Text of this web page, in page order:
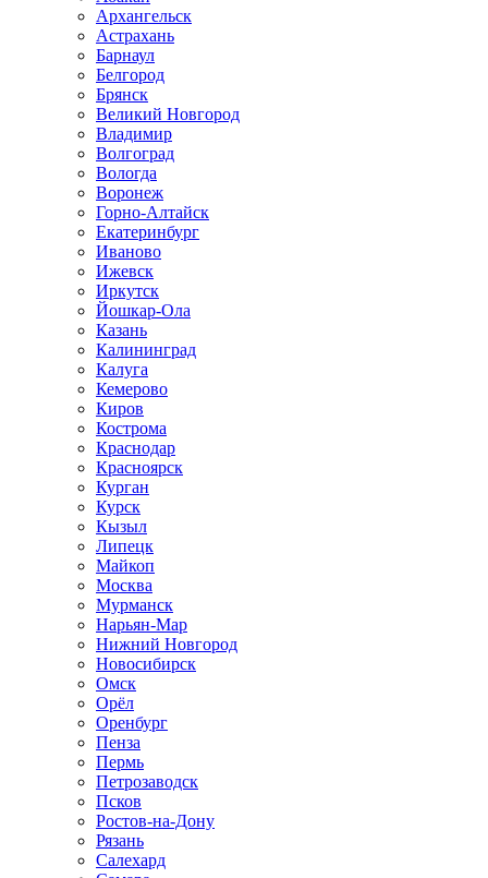
Архангельск
Астрахань
Барнаул
Белгород
Брянск
Великий Новгород
Владимир
Волгоград
Вологда
Воронеж
Горно-Алтайск
Екатеринбург
Иваново
Ижевск
Иркутск
Йошкар-Ола
Казань
Калининград
Калуга
Кемерово
Киров
Кострома
Краснодар
Красноярск
Курган
Курск
Кызыл
Липецк
Майкоп
Москва
Мурманск
Нарьян-Мар
Нижний Новгород
Новосибирск
Омск
Орёл
Оренбург
Пенза
Пермь
Петрозаводск
Псков
Ростов-на-Дону
Рязань
Салехард